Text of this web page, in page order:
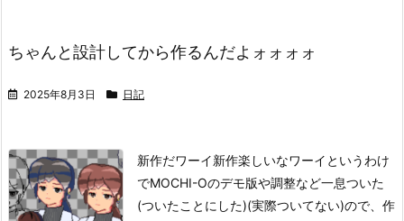
ちゃんと設計してから作るんだよォォォォ
2025年8月3日 日記
新作だワーイ新作楽しいなワーイ というわけ
でMOCHI-Oのデモ版や調整など一息ついた
(ついたことにした)(実際ついてない)ので、作